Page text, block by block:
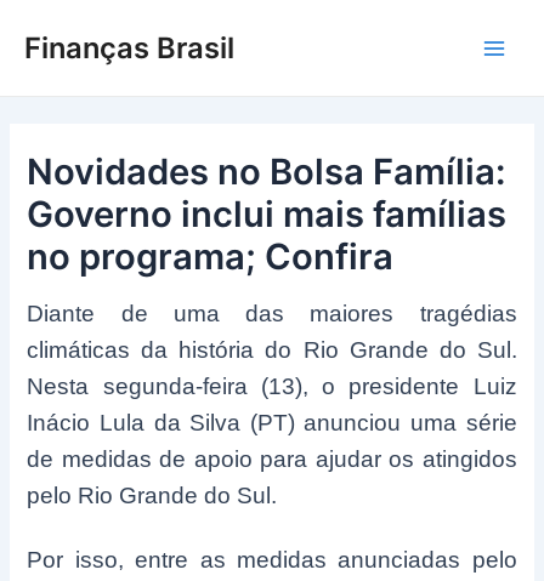
paraFinanças Brasil
Novidades no Bolsa Família:
Governo inclui mais famílias
no programa; Confira
Diante de uma das maiores tragédias
climáticas da história do Rio Grande do Sul.
Nesta segunda-feira (13), o presidente Luiz
Inácio Lula da Silva (PT) anunciou uma série
de medidas de apoio para ajudar os atingidos
pelo Rio Grande do Sul.
Por isso, entre as medidas anunciadas pelo